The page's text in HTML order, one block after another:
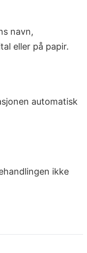
navn,
eller på papir.
automatisk
ikke